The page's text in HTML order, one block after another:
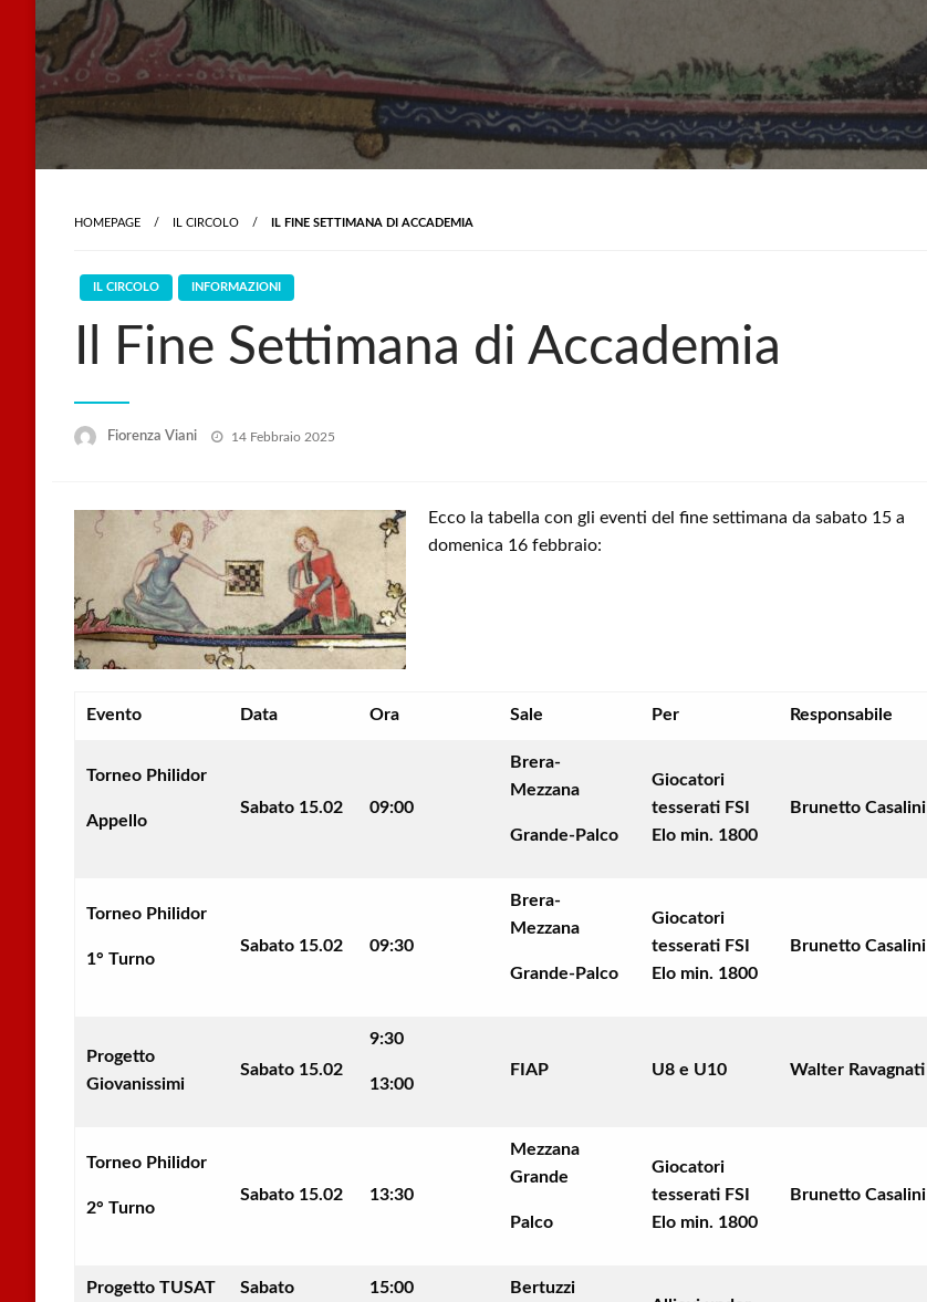
HOMEPAGE IL CIRCOLO IL FINE SETTIMANA DI ACCADEMIA
IL CIRCOLO INFORMAZIONI
Il Fine Settimana di Accademia
Fiorenza Viani
Posted
14 Febbraio 2025
Ecco la tabella con gli eventi del fine settimana da sabato 15 a
domenica 16 febbraio:
Evento Data Ora Sale Per Responsabile
Torneo Philidor
Appello
Sabato 15.02 09:00
Brera-
Mezzana
Grande-Palco
Giocatori
tesserati FSI
Elo min. 1800
Brunetto Casalini
Torneo Philidor
1° Turno
Sabato 15.02 09:30
Brera-
Mezzana
Grande-Palco
Giocatori
tesserati FSI
Elo min. 1800
Brunetto Casalini
Progetto
Giovanissimi
Sabato 15.02
9:30
13:00
FIAP U8 e U10 Walter Ravagnati
Torneo Philidor
2° Turno
Sabato 15.02 13:30
Mezzana
Grande
Palco
Giocatori
tesserati FSI
Elo min. 1800
Brunetto Casalini
Progetto TUSAT Sabato 15:00
Bertuzzi